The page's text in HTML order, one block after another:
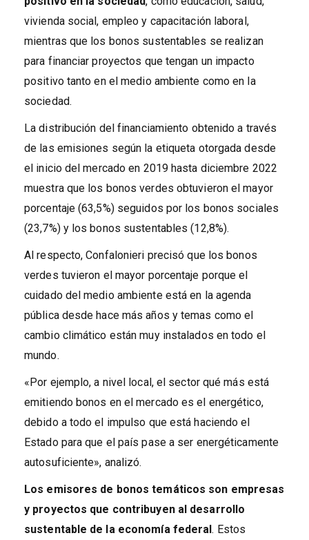
vivienda social, empleo y capacitación laboral,
mientras que los bonos sustentables se realizan
para financiar proyectos que tengan un impacto
positivo tanto en el medio ambiente como en la
sociedad.
La distribución del financiamiento obtenido a través
de las emisiones según la etiqueta otorgada desde
el inicio del mercado en 2019 hasta diciembre 2022
muestra que los bonos verdes obtuvieron el mayor
porcentaje (63,5%) seguidos por los bonos sociales
(23,7%) y los bonos sustentables (12,8%).
Al respecto, Confalonieri precisó que los bonos
verdes tuvieron el mayor porcentaje porque el
cuidado del medio ambiente está en la agenda
pública desde hace más años y temas como el
cambio climático están muy instalados en todo el
mundo.
«Por ejemplo, a nivel local, el sector qué más está
emitiendo bonos en el mercado es el energético,
debido a todo el impulso que está haciendo el
Estado para que el país pase a ser energéticamente
autosuficiente», analizó.
Los emisores de bonos temáticos son empresas
y proyectos que contribuyen al desarrollo
sustentable de la economía federal. Estos